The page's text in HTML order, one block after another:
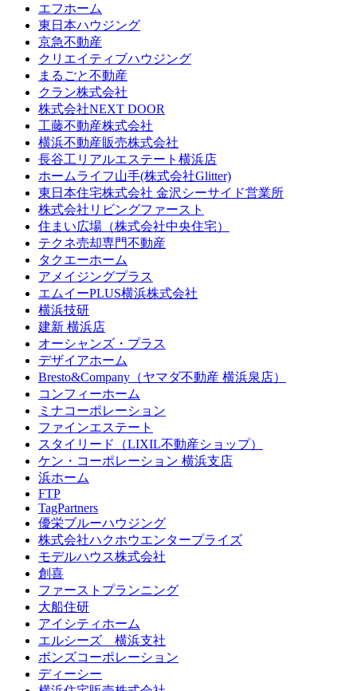
エフホーム
東日本ハウジング
京急不動産
クリエイティブハウジング
まるごと不動産
クラン株式会社
株式会社NEXT DOOR
工藤不動産株式会社
横浜不動産販売株式会社
長谷工リアルエステート横浜店
ホームライフ山手(株式会社Glitter)
東日本住宅株式会社 金沢シーサイド営業所
株式会社リビングファースト
住まい広場（株式会社中央住宅）
テクネ売却専門不動産
タクエーホーム
アメイジングプラス
エムイーPLUS横浜株式会社
横浜技研
建新 横浜店
オーシャンズ・プラス
デザイアホーム
Bresto&Company（ヤマダ不動産 横浜泉店）
コンフィーホーム
ミナコーポレーション
ファインエステート
スタイリード（LIXIL不動産ショップ）
ケン・コーポレーション 横浜支店
浜ホーム
FTP
TagPartners
優栄ブルーハウジング
株式会社ハクホウエンタープライズ
モデルハウス株式会社
創喜
ファーストプランニング
大船住研
アイシティホーム
エルシーズ 横浜支社
ボンズコーポレーション
ディーシー